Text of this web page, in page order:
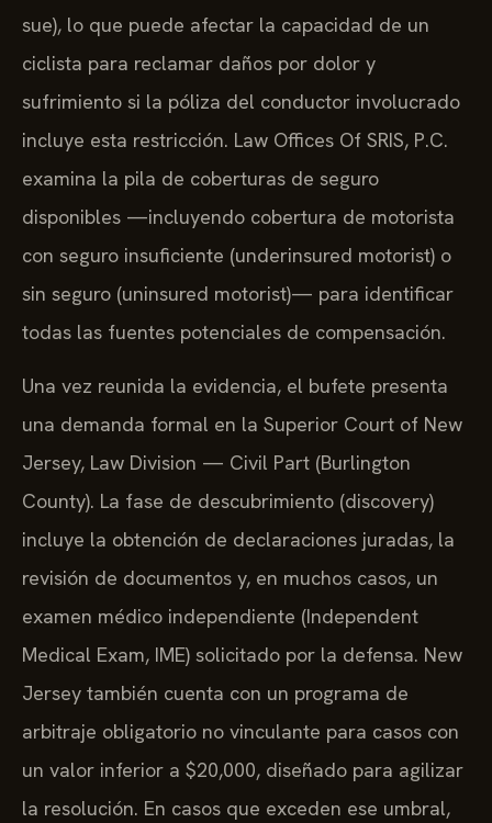
sue), lo que puede afectar la capacidad de un
ciclista para reclamar daños por dolor y
sufrimiento si la póliza del conductor involucrado
incluye esta restricción. Law Offices Of SRIS, P.C.
examina la pila de coberturas de seguro
disponibles —incluyendo cobertura de motorista
con seguro insuficiente (underinsured motorist) o
sin seguro (uninsured motorist)— para identificar
todas las fuentes potenciales de compensación.
Una vez reunida la evidencia, el bufete presenta
una demanda formal en la Superior Court of New
Jersey, Law Division — Civil Part (Burlington
County). La fase de descubrimiento (discovery)
incluye la obtención de declaraciones juradas, la
revisión de documentos y, en muchos casos, un
examen médico independiente (Independent
Medical Exam, IME) solicitado por la defensa. New
Jersey también cuenta con un programa de
arbitraje obligatorio no vinculante para casos con
un valor inferior a $20,000, diseñado para agilizar
la resolución. En casos que exceden ese umbral,